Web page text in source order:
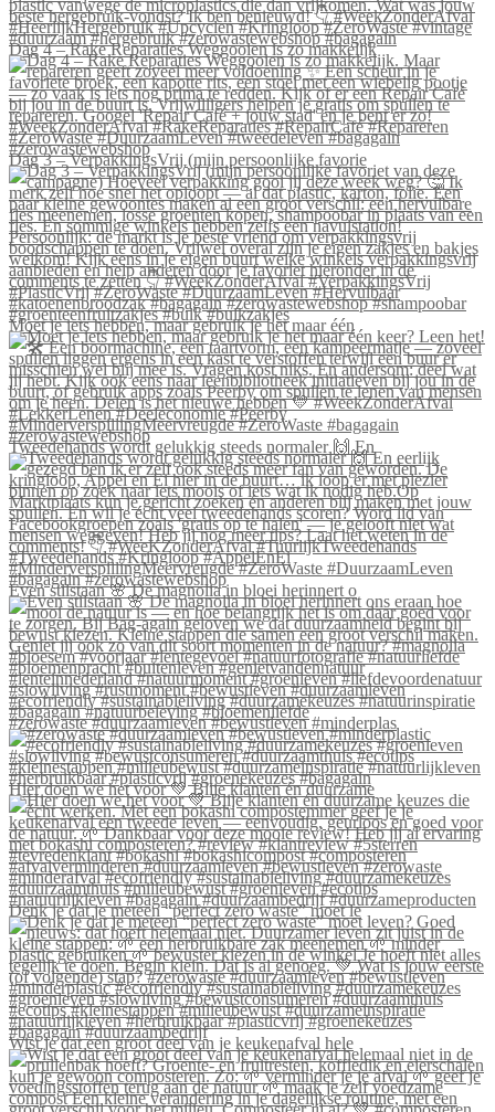
Dag 4 – Rake Reparaties Weggooien is zo makkelijk
Dag 3 – VerpakkingsVrij (mijn persoonlijke favorie
Moet je iets hebben, maar gebruik je het maar één
Tweedehands wordt gelukkig steeds normaler 🙌 En
Even stilstaan 🌸 De magnolia in bloei herinnert o
#zerowaste #duurzaamleven #bewustleven #minderplas
Hier doen we het voor 💚 Blije klanten én duurzame
Denk je dat je meteen “perfect zero waste” moet le
Wist je dat een groot deel van je keukenafval hele